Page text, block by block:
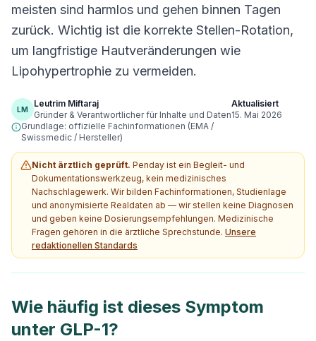
meisten sind harmlos und gehen binnen Tagen
zurück. Wichtig ist die korrekte Stellen-Rotation,
um langfristige Hautveränderungen wie
Lipohypertrophie zu vermeiden.
LM
Leutrim Miftaraj
Gründer & Verantwortlicher für Inhalte und Daten
Aktualisiert
15. Mai 2026
Grundlage: offizielle Fachinformationen (EMA /
Swissmedic / Hersteller)
Nicht ärztlich geprüft. Penday ist ein Begleit- und
Dokumentationswerkzeug, kein medizinisches
Nachschlagewerk. Wir bilden Fachinformationen, Studienlage
und anonymisierte Realdaten ab — wir stellen keine Diagnosen
und geben keine Dosierungsempfehlungen. Medizinische
Fragen gehören in die ärztliche Sprechstunde. Unsere
redaktionellen Standards
Wie häufig ist dieses Symptom
unter GLP-1?